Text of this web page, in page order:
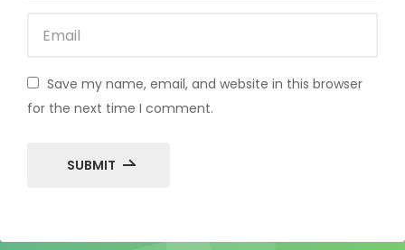
Save my name, email, and website in this browser
for the next time I comment.
SUBMIT